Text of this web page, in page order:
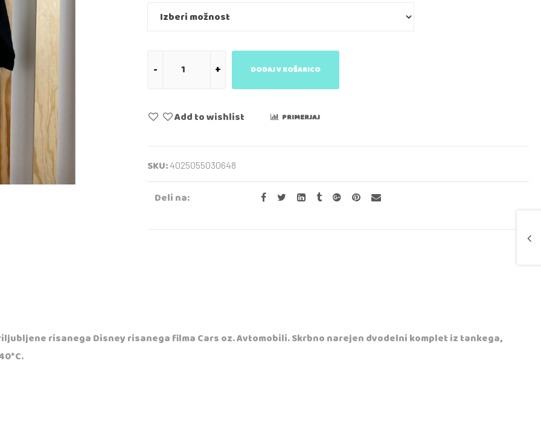
DODAJ V KOŠARICO
Add to wishlist PRIMERJAJ
SKU: 4025055030648
Deli na:
risanega Disney risanega filma Cars oz. Avtomobili. Skrbno narejen dvodelni komplet iz tankega,